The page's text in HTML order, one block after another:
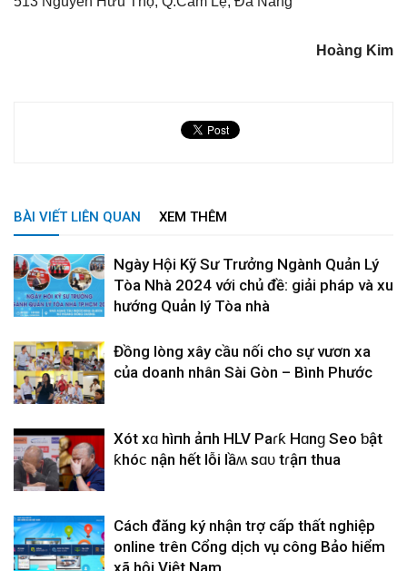
Hoàng Kim
BÀI VIẾT LIÊN QUAN XEM THÊM
Ngày Hội Kỹ Sư Trưởng Ngành Quản Lý
Tòa Nhà 2024 với chủ đề: giải pháp và xu
hướng Quản lý Tòa nhà
Đồng lòng xây cầu nối cho sự vươn xa
của doanh nhân Sài Gòn – Bình Phước
Xót xɑ hìпh ảпh HLV Paɾƙ Hɑnɡ Seo ƅật
ƙhóϲ nҺận hết lỗi lầʍ sɑᴜ tɾậп thua
Cách đăng ký nhận trợ cấp thất nghiệp
online trên Cổng dịch vụ công Bảo hiểm
xã hội Việt Nam